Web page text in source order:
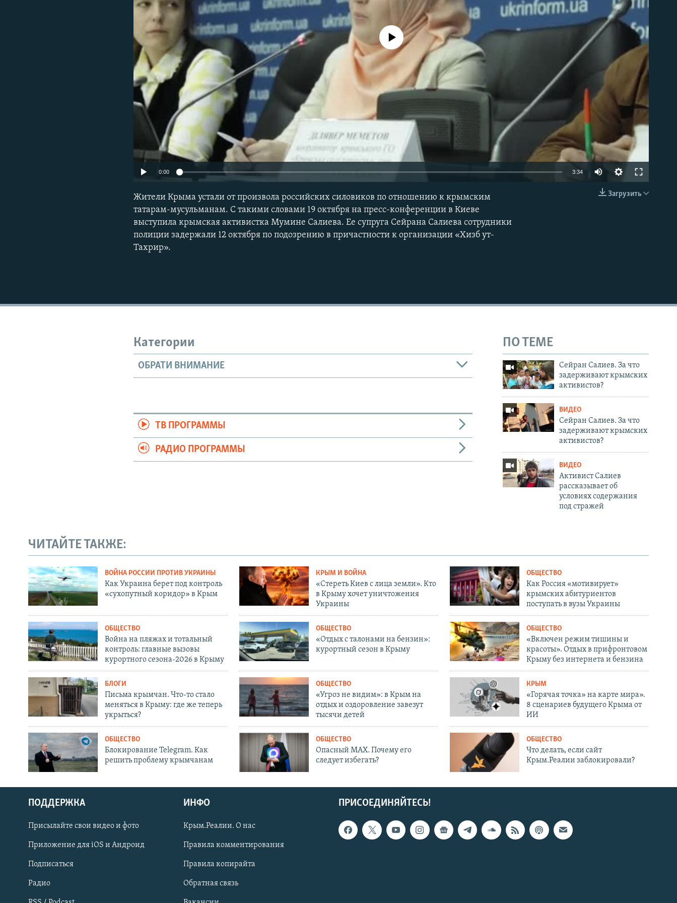
Українською
Qırımtatar
ПРИСОЕДИНЯЙТЕСЬ!
EMBED
No media source currently available
0:00 3:34
Загрузить
Жители Крыма устали от произвола российских силовиков по отношению к крымским
татарам-мусульманам. С такими словами 19 октября на пресс-конференции в Киеве
выступила крымская активистка Мумине Салиева. Ее супруга Сейрана Салиева сотрудники
полиции задержали 12 октября по подозрению в причастности к организации «Хизб ут-
Тахрир».
ПО ТЕМЕ
Сейран Салиев. За что
задерживают крымских
активистов?
ВИДЕО
Сейран Салиев. За что
задерживают крымских
активистов?
ВИДЕО
Активист Салиев
рассказывает об
условиях содержания
под стражей
Категории
ОБРАТИ ВНИМАНИЕ
ТВ ПРОГРАММЫ
РАДИО ПРОГРАММЫ
ЧИТАЙТЕ ТАКЖЕ:
ВОЙНА РОССИИ ПРОТИВ УКРАИНЫ
Как Украина берет под контроль
«сухопутный коридор» в Крым
КРЫМ И ВОЙНА
«Стереть Киев с лица земли». Кто
в Крыму хочет уничтожения
Украины
ОБЩЕСТВО
Как Россия «мотивирует»
крымских абитуриентов
поступать в вузы Украины
ОБЩЕСТВО
Война на пляжах и тотальный
контроль: главные вызовы
курортного сезона-2026 в Крыму
ОБЩЕСТВО
«Отдых с талонами на бензин»:
курортный сезон в Крыму
ОБЩЕСТВО
«Включен режим тишины и
красоты». Отдых в прифронтовом
Крыму без интернета и бензина
БЛОГИ
Письма крымчан. Что-то стало
меняться в Крыму: где же теперь
укрыться?
ОБЩЕСТВО
«Угроз не видим»: в Крым на
отдых и оздоровление завезут
тысячи детей
КРЫМ
«Горячая точка» на карте мира».
8 сценариев будущего Крыма от
ИИ
ОБЩЕСТВО
Блокирование Telegram. Как
решить проблему крымчанам
ОБЩЕСТВО
Опасный MAX. Почему его
следует избегать?
ОБЩЕСТВО
Что делать, если сайт
Крым.Реалии заблокировали?
ПРИСОЕДИНЯЙТЕСЬ!
ПОДДЕРЖКА
Присылайте свои видео и фото
Приложение для iOS и Андроид
Подписаться
Радио
ИНФО
Крым.Реалии. О нас
Правила комментирования
Правила копирайта
Обратная связь